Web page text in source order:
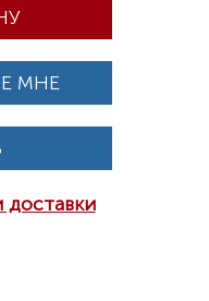
МНЕ
доставки